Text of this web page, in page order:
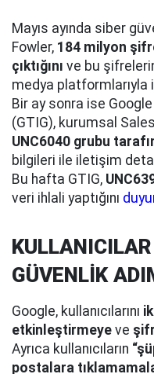
Mayıs ayında siber
Fowler, 184 milyon
çıktığını ve bu
medya
Bir ay sonra ise
(GTIG), kurumsal
UNC6040 grubu
bilgileri ile iletişim
Bu hafta GTIG,
veri ihlali yaptığını
GÜVENLİK
Google, kullanıcılarını
etkinleştirmeye ve
Ayrıca kullanıcıların
postalara